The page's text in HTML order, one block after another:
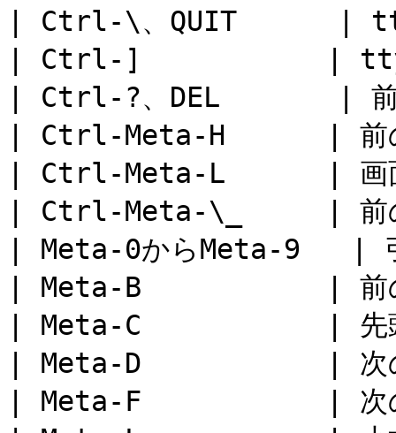
| Ctrl-\、QUIT      |
| Ctrl-]           | tty
| Ctrl-?、DEL       |
| Ctrl-Meta-H      | 前
| Ctrl-Meta-L      |
| Ctrl-Meta-\_     | 前
| Meta-0からMeta-9
| Meta-B           |
| Meta-C           | 先
| Meta-D           | 次
| Meta-F           | 次